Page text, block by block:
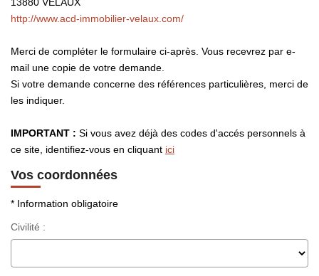
Notre Équipe
Avis Clients
Contact
http://www.acd-immobilier-velaux.com/
Merci de compléter le formulaire ci-après. Vous recevrez par e-
mail une copie de votre demande.
Si votre demande concerne des références particulières, merci de
les indiquer.
IMPORTANT : Si vous avez déjà des codes d'accés personnels à
ce site, identifiez-vous en cliquant ici
Vos coordonnées
* Information obligatoire
Civilité :